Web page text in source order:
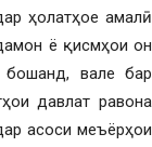
ҳолатҳое амалӣ
ё қисмҳои он
бошанд, вале бар
давлат равона
асоси меъёрҳои